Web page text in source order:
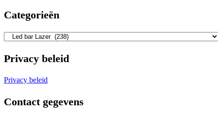
Categorieën
Privacy beleid
Privacy beleid
Contact gegevens